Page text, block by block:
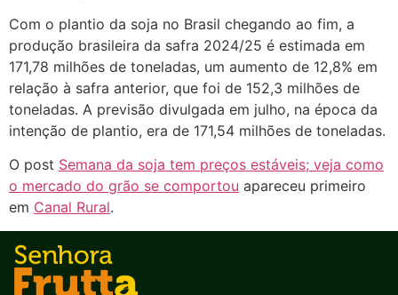
Com o plantio da soja no Brasil chegando ao fim, a
produção brasileira da safra 2024/25 é estimada em
171,78 milhões de toneladas, um aumento de 12,8% em
relação à safra anterior, que foi de 152,3 milhões de
toneladas. A previsão divulgada em julho, na época da
intenção de plantio, era de 171,54 milhões de toneladas.
O post Semana da soja tem preços estáveis; veja como
o mercado do grão se comportou apareceu primeiro
em Canal Rural.